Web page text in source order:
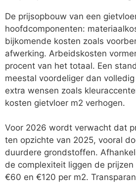
De prijsopbouw van een
hoofdcomponenten:
bijkomende kosten zoals
afwerking. Arbeidskosten
procent van het totaal. Een
meestal voordeliger dan
extra wensen zoals
kosten gietvloer m2 verhogen.
Voor 2026 wordt verwacht dat
ten opzichte van 2025, vooral
duurdere grondstoffen.
de complexiteit liggen de
€60 en €120 per m2.